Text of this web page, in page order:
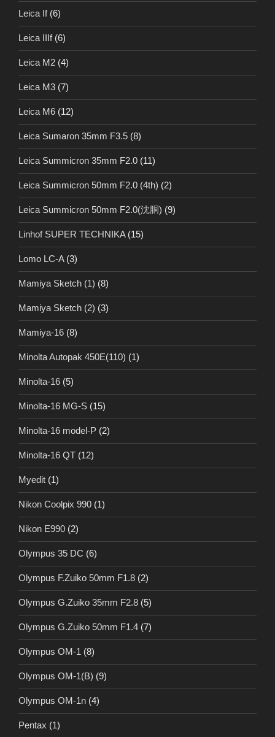
Leica If(6)
Leica IIIf(6)
Leica M2 (4)
Leica M3 (7)
Leica M6 (12)
Leica Sumaron 35mm F3.5 (8)
Leica Summicron 35mm F2.0 (11)
Leica Summicron 50mm F2.0 (4th) (2)
Leica Summicron 50mm F2.0(沈胴) (9)
Linhof SUPER TECHNIKA(15)
Lomo LC-A(3)
Mamiya Sketch (1) (8)
Mamiya Sketch (2) (3)
Mamiya-16 (8)
Minolta Autopak 450E(110) (1)
Minolta-16 (5)
Minolta-16 MG-S (15)
Minolta-16 model-P (2)
Minolta-16 QT (12)
Myedit (1)
Nikon Coolpix 990 (1)
Nikon E990 (2)
Olympus 35 DC (6)
Olympus F.Zuiko 50mm F1.8 (2)
Olympus G.Zuiko 35mm F2.8 (5)
Olympus G.Zuiko 50mm F1.4 (7)
Olympus OM-1 (8)
Olympus OM-1(B) (9)
Olympus OM-1n (4)
Pentax (1)